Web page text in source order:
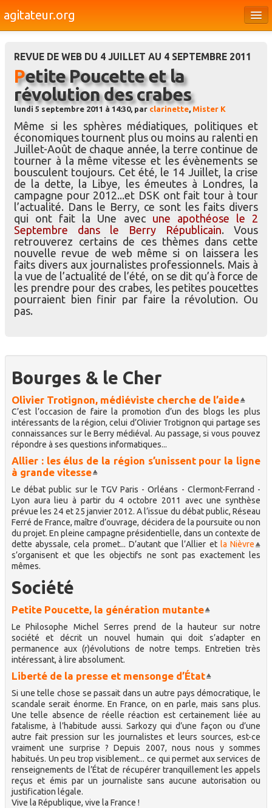
agitateur.org
Bourges & le Cher
Société
Culture
Médias
Dossiers
Brèves
REVUE DE WEB DU 4 JUILLET AU 4 SEPTEMBRE 2011
Petite Poucette et la
révolution des crabes
lundi 5 septembre 2011 à 14:30, par clarinette Mister K
Même si les sphères médiatiques, politiques et
économiques tournent plus ou moins au ralenti en
Juillet-Août de chaque année, la terre continue de
tourner à la même vitesse et les évènements se
bousculent toujours. Cet été, le 14 Juillet, la crise
de la dette, la Libye, les émeutes à Londres, la
campagne pour 2012...et DSK ont fait tour à tour
l’actualité. Dans le Berry, ce sont les faits divers
qui ont fait la Une avec une apothéose le 2
Septembre dans le Berry Républicain. Vous
retrouverez certains de ces thèmes dans cette
nouvelle revue de web même si on laissera les
faits divers aux journalistes professionnels. Mais à
la vue de l’actualité de l’été, on se dit qu’à force de
les prendre pour des crabes, les petites poucettes
pourraient bien finir par faire la révolution. Ou
pas.
Bourges & le Cher
Olivier Trotignon, médiéviste cherche de l’aide
C’est l’occasion de faire la promotion d’un des blogs les plus
intéressants de la région, celui d’Olivier Trotignon qui partage ses
connaissances sur le Berry médiéval. Au passage, si vous pouvez
répondre à ses questions informatiques...
Allier : les élus de la région s’unissent pour la ligne
à grande vitesse
Le débat public sur le TGV Paris - Orléans - Clermont-Ferrand -
Lyon aura lieu à partir du 4 octobre 2011 avec une synthèse
prévue les 24 et 25 janvier 2012. A l’issue du débat public, Réseau
Ferré de France, maître d’ouvrage, décidera de la poursuite ou non
du projet. En pleine campagne présidentielle, dans un contexte de
dette abyssale, cela promet... D’autant que l’Allier et la Nièvre
s’organisent et que les objectifs ne sont pas exactement les
mêmes.
Société
Petite Poucette, la génération mutante
Le Philosophe Michel Serres prend de la hauteur sur notre
société et décrit un nouvel humain qui doit s’adapter en
permanence aux (r)évolutions de notre temps. Entretien très
intéressant, à lire absolument.
Liberté de la presse et mensonge d’État
Si une telle chose se passait dans un autre pays démocratique, le
scandale serait énorme. En France, on en parle, mais sans plus.
Une telle absence de réelle réaction est certainement liée au
fatalisme, à l’habitude aussi. Sarkozy qui d’une façon ou d’une
autre fait pression sur les journalistes et leurs sources, est-ce
vraiment une surprise ? Depuis 2007, nous nous y sommes
habitués. Un peu trop visiblement... ce qui permet aux services de
renseignements de l’État de récupérer tranquillement les appels
reçus et émis par un journaliste sans aucune autorisation ou
justification légale.
Vive la République, vive la France !